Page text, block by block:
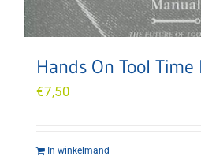
Hands On Tool
€7,50
In winkelmand